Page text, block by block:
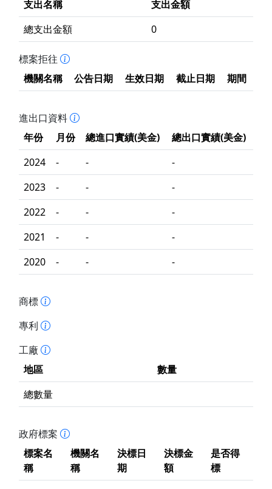
支出名稱
支出金額
總支出金額
0
標案拒往
機關名稱
公告日期 生效日期 截止日期 期間
進出口資料
年份
月份 總進口實績(美金)
總出口實績(美金)
2024
- -
-
2023
- -
-
2022
- -
-
2021
- -
-
2020
- - -
商標
專利
工廠
地區
數量
總數量
政府標案
標案名
稱
機關名
稱
決標日
期
決標金
額
是否得
標